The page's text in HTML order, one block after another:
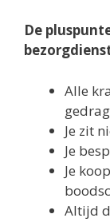
De
Alle
Je zit
Je
Je
Altijd